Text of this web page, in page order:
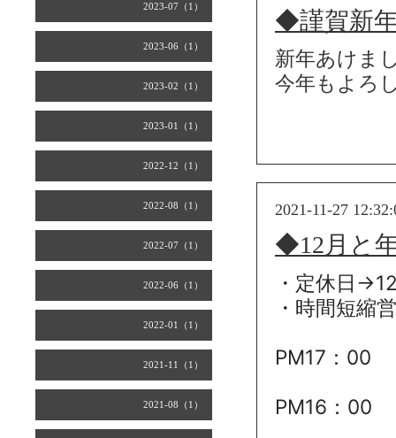
2023-07（1）
2023-06（1）
2023-02（1）
2023-01（1）
2022-12（1）
2022-08（1）
2022-07（1）
2022-06（1）
2022-01（1）
2021-11（1）
2021-08（1）
◆謹賀新
新年あけま
今年もよろ
2021-11-27
◆12月と
・定休日
・時間短縮
PM17：00
PM16：00